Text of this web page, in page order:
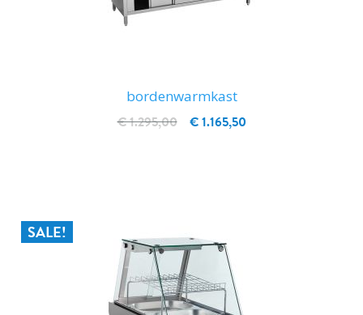
bordenwarmkast
€ 1.165,50
€ 1.295,00
SALE!